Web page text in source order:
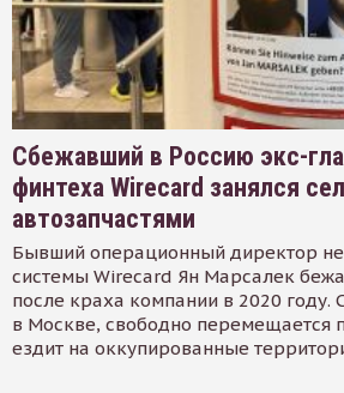
Сбежавший в Россию экс-
финтеха Wirecard занялся
автозапчастями
Бывший операционный директор
системы Wirecard Ян Марсалек
после краха компании в 2020 году.
в Москве, свободно перемещается
ездит на оккупированные